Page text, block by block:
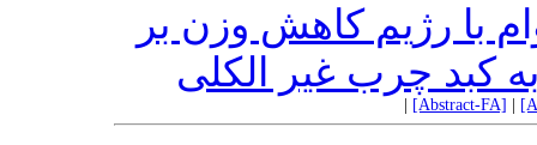
با رژیم کاهش وزن بر
به کبد چرب غیر الکلی
[Abstract-FA]